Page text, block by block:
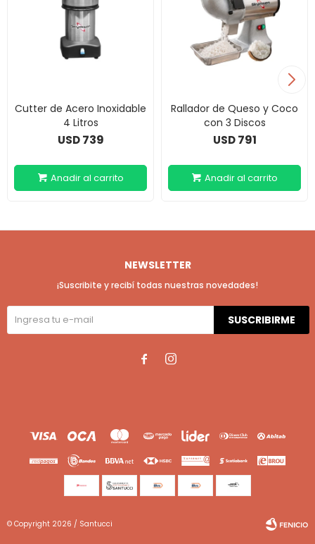
Cutter de Acero Inoxidable
4 Litros
USD 739
Rallador de Queso y Coco
con 3 Discos
USD 791
NEWSLETTER
¡Suscribite y recibí todas nuestras novedades!
SUSCRIBIRME
 
© Copyright 2026 / Santucci